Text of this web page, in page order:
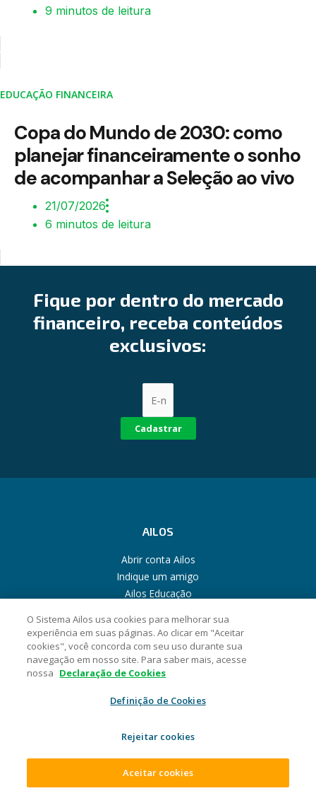
9 minutos de leitura
EDUCAÇÃO FINANCEIRA
Copa do Mundo de 2030: como
planejar financeiramente o sonho
de acompanhar a Seleção ao vivo
21/07/2026
6 minutos de leitura
Fique por dentro do mercado
financeiro, receba conteúdos
exclusivos:
Cadastrar
AILOS
Abrir conta Ailos
Indique um amigo
Ailos Educação
Imprensa
Gerenciar Cookies
PRODUTOS
Cartões
Empréstimos
Investimentos
Previdência
O Sistema Ailos usa cookies para melhorar sua
experiência em suas páginas. Ao clicar em "Aceitar
cookies", você concorda com seu uso durante sua
navegação em nosso site. Para saber mais, acesse
nossa Declaração de Cookies
Definição de Cookies
Rejeitar cookies
Aceitar cookies